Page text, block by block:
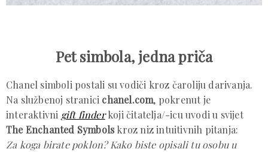
Pet simbola, jedna priča
Chanel simboli postali su vodiči kroz čaroliju darivanja.
Na službenoj stranici chanel.com, pokrenut je
interaktivni gift finderkoji čitatelja/-icu uvodi u svijet
The Enchanted Symbolskroz niz intuitivnih pitanja:
Za koga birate poklon? Kako biste opisali tu osobu u